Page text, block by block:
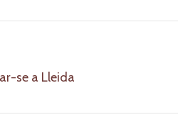
se a Lleida